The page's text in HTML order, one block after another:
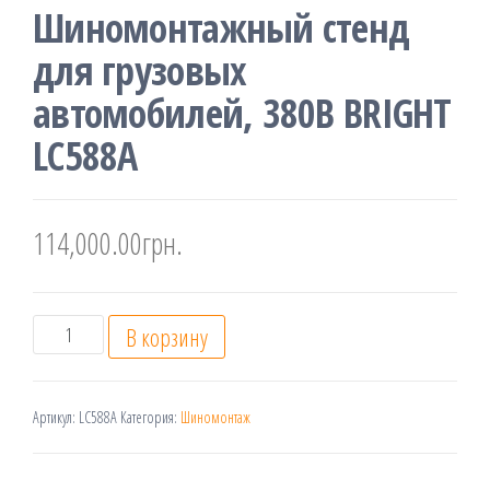
Шиномонтажный стенд
для грузовых
автомобилей, 380В BRIGHT
LC588A
114,000.00грн.
КоличествоВ корзину
Артикул: LC588A Категория: Шиномонтаж